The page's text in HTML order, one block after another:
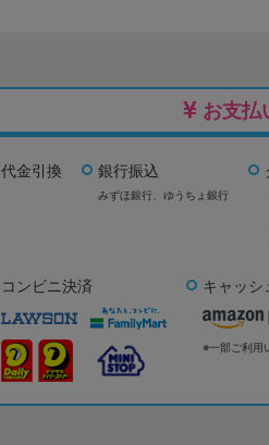
お支払
代金引換 銀行振込
みずほ銀行、 ゆうちょ銀行
コンビニ決済 キャッシ
※一部ご利用